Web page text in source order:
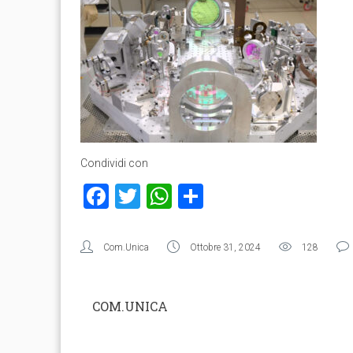
Condividi con
Facebook
TwitterWhatsApp
Com.Unica Ottobre 31, 2024 128
COM.UNICA